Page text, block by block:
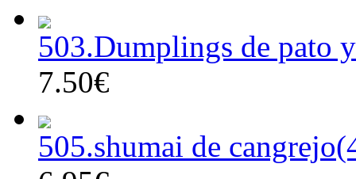
503.Dumplings de pato
7.50€
505.shumai de